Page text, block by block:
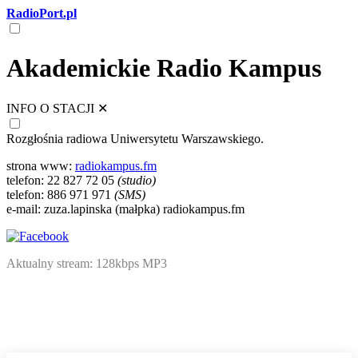
RadioPort.pl
Akademickie Radio Kampus
INFO O STACJI ✕
Rozgłośnia radiowa Uniwersytetu Warszawskiego.
strona www: radiokampus.fm
telefon: 22 827 72 05 (studio)
telefon: 886 971 971 (SMS)
e-mail: zuza.lapinska (małpka) radiokampus.fm
Aktualny stream: 128kbps MP3